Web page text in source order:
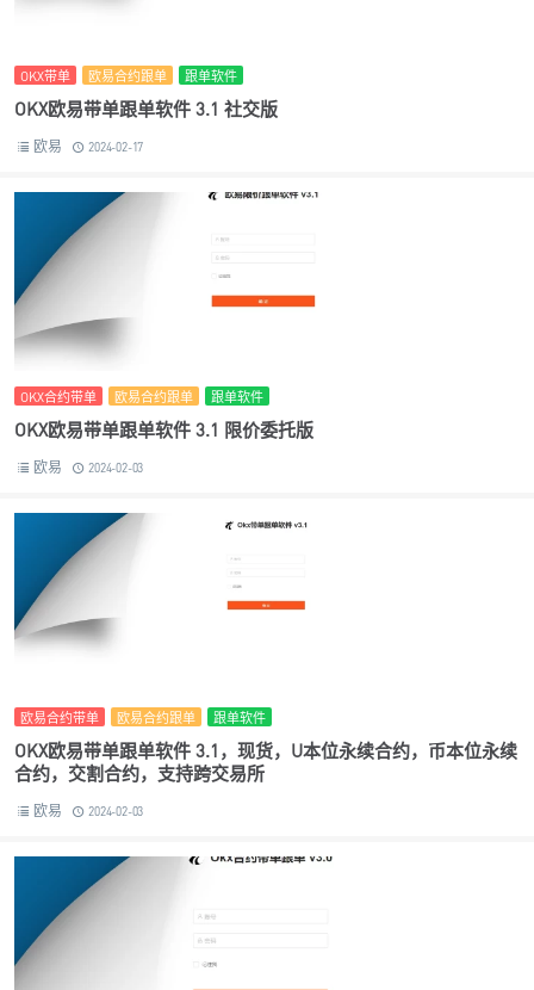
OKX带单 欧易合约跟单 跟单软件
OKX欧易带单跟单软件 3.1 社交版
欧易 2024-02-17
OKX合约带单 欧易合约跟单 跟单软件
OKX欧易带单跟单软件 3.1 限价委托版
欧易 2024-02-03
欧易合约带单 欧易合约跟单 跟单软件
OKX欧易带单跟单软件 3.1，现货，U本位永续合约，币本位永续
合约，交割合约，支持跨交易所
欧易 2024-02-03